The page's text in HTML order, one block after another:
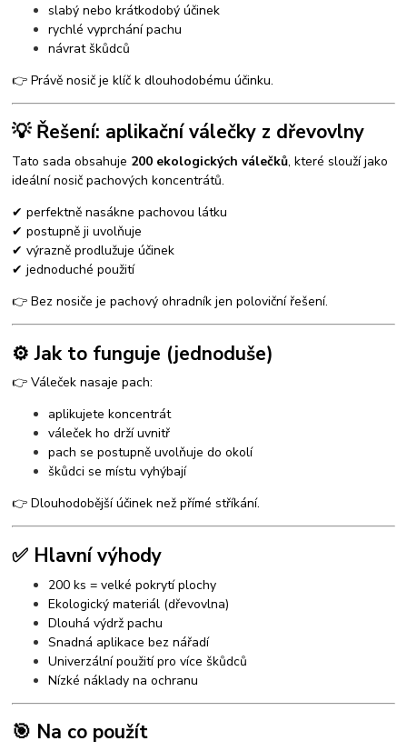
slabý nebo krátkodobý účinek
rychlé vyprchání pachu
návrat škůdců
👉 Právě nosič je klíč k dlouhodobému účinku.
💡 Řešení: aplikační válečky z dřevovlny
Tato sada obsahuje 200 ekologických válečků, které slouží jako
ideální nosič pachových koncentrátů.
✔ perfektně nasákne pachovou látku
✔ postupně ji uvolňuje
✔ výrazně prodlužuje účinek
✔ jednoduché použití
👉 Bez nosiče je pachový ohradník jen poloviční řešení.
⚙️ Jak to funguje (jednoduše)
👉 Váleček nasaje pach:
aplikujete koncentrát
váleček ho drží uvnitř
pach se postupně uvolňuje do okolí
škůdci se místu vyhýbají
👉 Dlouhodobější účinek než přímé stříkání.
✅ Hlavní výhody
200 ks = velké pokrytí plochy
Ekologický materiál (dřevovlna)
Dlouhá výdrž pachu
Snadná aplikace bez nářadí
Univerzální použití pro více škůdců
Nízké náklady na ochranu
🎯 Na co použít